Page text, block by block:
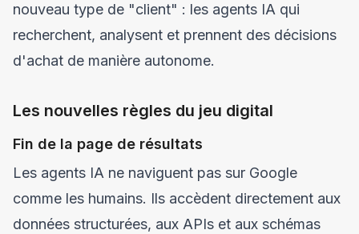
nouveau type de "client" : les agents IA qui
recherchent, analysent et prennent des décisions
d'achat de manière autonome.
Les nouvelles règles du jeu digital
Fin de la page de résultats
Les agents IA ne naviguent pas sur Google
comme les humains. Ils accèdent directement aux
données structurées, aux APIs et aux schémas